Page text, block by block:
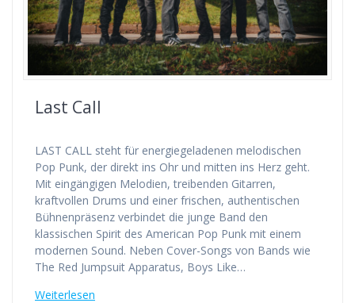
Last Call
LAST CALL steht für energiegeladenen melodischen
Pop Punk, der direkt ins Ohr und mitten ins Herz geht.
Mit eingängigen Melodien, treibenden Gitarren,
kraftvollen Drums und einer frischen, authentischen
Bühnenpräsenz verbindet die junge Band den
klassischen Spirit des American Pop Punk mit einem
modernen Sound. Neben Cover-Songs von Bands wie
The Red Jumpsuit Apparatus, Boys Like…
Weiterlesen